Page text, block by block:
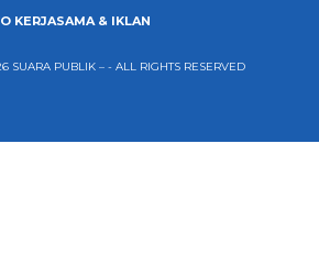
KERJASAMA & IKLAN
SUARA PUBLIK – - ALL RIGHTS RESERVED